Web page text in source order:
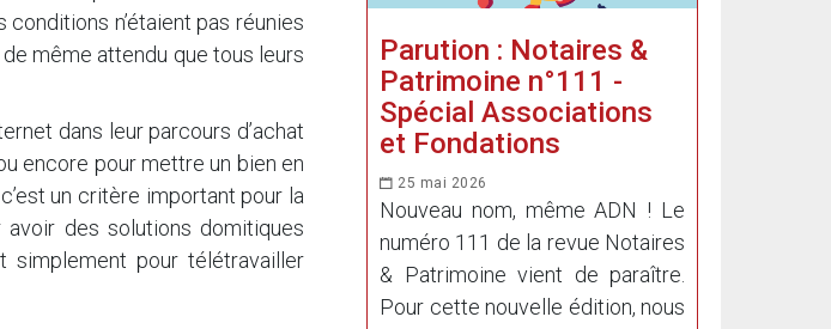
n’étaient pas réunies
même attendu que tous leurs
dans leur parcours d’achat
encore pour mettre un bien en
un critère important pour la
des solutions domitiques
pour télétravailler
Parution : Notaires &
Patrimoine n°111 -
Spécial Associations
et Fondations
25 mai 2026
Nouveau nom, même ADN ! Le
numéro 111 de la revue Notaires
& Patrimoine vient de paraître.
Pour cette nouvelle édition, nous